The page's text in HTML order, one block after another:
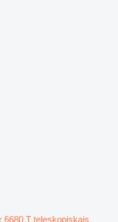
6680 T teleskopiskais